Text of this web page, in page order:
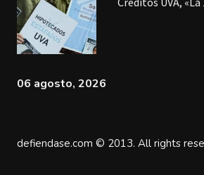
06 agosto, 2026
defiendase.com © 2013. All rights